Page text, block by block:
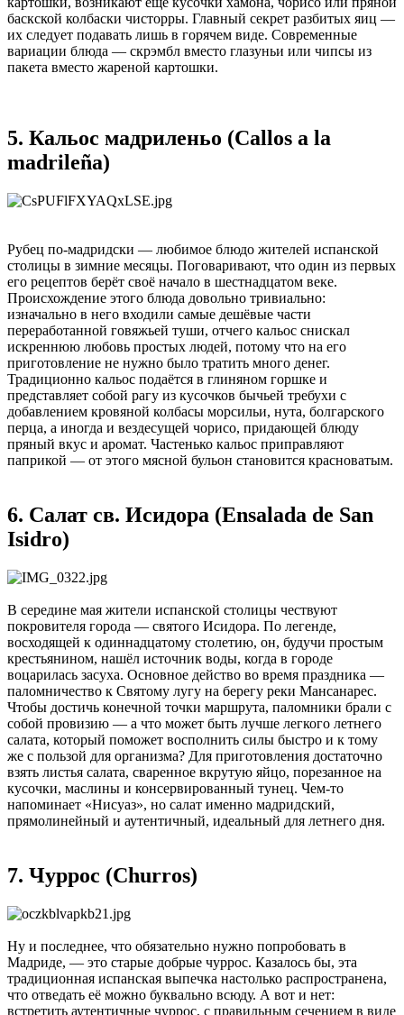
баскской колбаски чисторры. Главный секрет разбитых яиц —
их следует подавать лишь в горячем виде. Современные
вариации блюда — скрэмбл вместо глазуньи или чипсы из
пакета вместо жареной картошки.
5. Кальос мадриленьо (Callos a la
madrileña)
Рубец по-мадридски — любимое блюдо жителей испанской
столицы в зимние месяцы. Поговаривают, что один из первых
его рецептов берёт своё начало в шестнадцатом веке.
Происхождение этого блюда довольно тривиально:
изначально в него входили самые дешёвые части
переработанной говяжьей туши, отчего кальос снискал
искреннюю любовь простых людей, потому что на его
приготовление не нужно было тратить много денег.
Традиционно кальос подаётся в глиняном горшке и
представляет собой рагу из кусочков бычьей требухи с
добавлением кровяной колбасы морсильи, нута, болгарского
перца, а иногда и вездесущей чорисо, придающей блюду
пряный вкус и аромат. Частенько кальос приправляют
паприкой — от этого мясной бульон становится красноватым.
6. Салат св. Исидора (Ensalada de San
Isidro)
В середине мая жители испанской столицы чествуют
покровителя города — святого Исидора. По легенде,
восходящей к одиннадцатому столетию, он, будучи простым
крестьянином, нашёл источник воды, когда в городе
воцарилась засуха. Основное действо во время праздника —
паломничество к Святому лугу на берегу реки Мансанарес.
Чтобы достичь конечной точки маршрута, паломники брали с
собой провизию — а что может быть лучше легкого летнего
салата, который поможет восполнить силы быстро и к тому
же с пользой для организма? Для приготовления достаточно
взять листья салата, сваренное вкрутую яйцо, порезанное на
кусочки, маслины и консервированный тунец. Чем-то
напоминает «Нисуаз», но салат именно мадридский,
прямолинейный и аутентичный, идеальный для летнего дня.
7. Чуррос (Churros)
Ну и последнее, что обязательно нужно попробовать в
Мадриде, — это старые добрые чуррос. Казалось бы, эта
традиционная испанская выпечка настолько распространена,
что отведать её можно буквально всюду. А вот и нет:
встретить аутентичные чуррос, с правильным сечением в виде